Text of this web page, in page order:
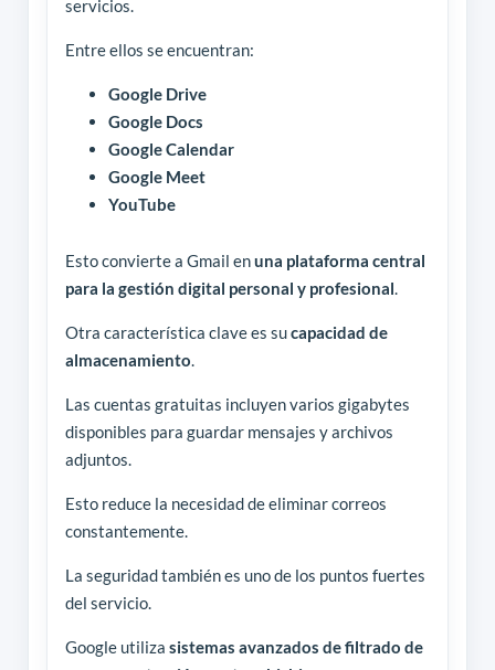
servicios.
Entre ellos se encuentran:
Google Drive
Google Docs
Google Calendar
Google Meet
YouTube
Esto convierte a Gmail enuna plataforma central
para la gestión digital personal y profesional.
Otra característica clave es sucapacidad de
almacenamiento.
Las cuentas gratuitas incluyen varios gigabytes
disponibles para guardar mensajes y archivos
adjuntos.
Esto reduce la necesidad de eliminar correos
constantemente.
La seguridad también es uno de los puntos fuertes
del servicio.
Google utiliza sistemas avanzados de filtrado de